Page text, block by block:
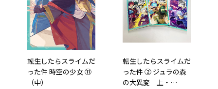
転生したらスライムだ
った件 時空の少女 ⑪
（中）
転生したらスライムだ
った件 ② ジュラの森
の大異変 上・…